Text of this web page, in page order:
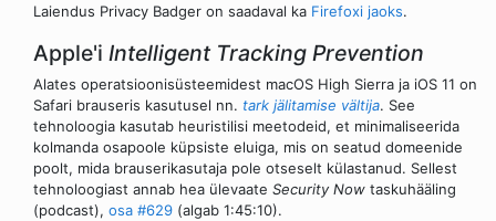
Laiendus Privacy Badger on saadaval ka Firefoxi jaoks.
Apple'i Intelligent Tracking Prevention
Alates operatsioonisüsteemidest macOS High Sierra ja iOS 11 on
Safari brauseris kasutusel nn. tark jälitamise vältija. See
tehnoloogia kasutab heuristilisi meetodeid, et minimaliseerida
kolmanda osapoole küpsiste eluiga, mis on seatud domeenide
poolt, mida brauserikasutaja pole otseselt külastanud. Sellest
tehnoloogiast annab hea ülevaate Security Now taskuhääling
(podcast), osa #629 (algab 1:45:10).